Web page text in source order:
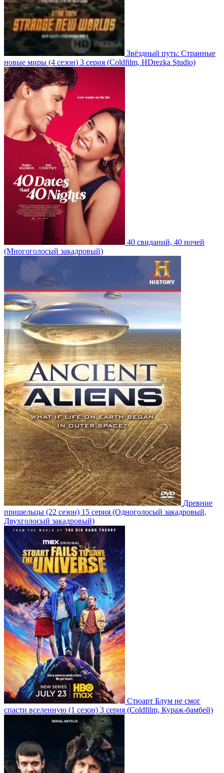
Звёздный путь: Странные
новые миры (4 сезон) 3 серия (Coldfilm, HDrezka Studio)
40 свиданий, 40 ночей
(Многоголосый закадровый)
Древние
пришельцы (22 сезон) 15 серия (Одноголосый закадровый,
Двухголосый закадровый)
Стюарт Блум не смог
спасти вселенную (1 сезон) 3 серия (Coldfilm, Кураж-бамбей)